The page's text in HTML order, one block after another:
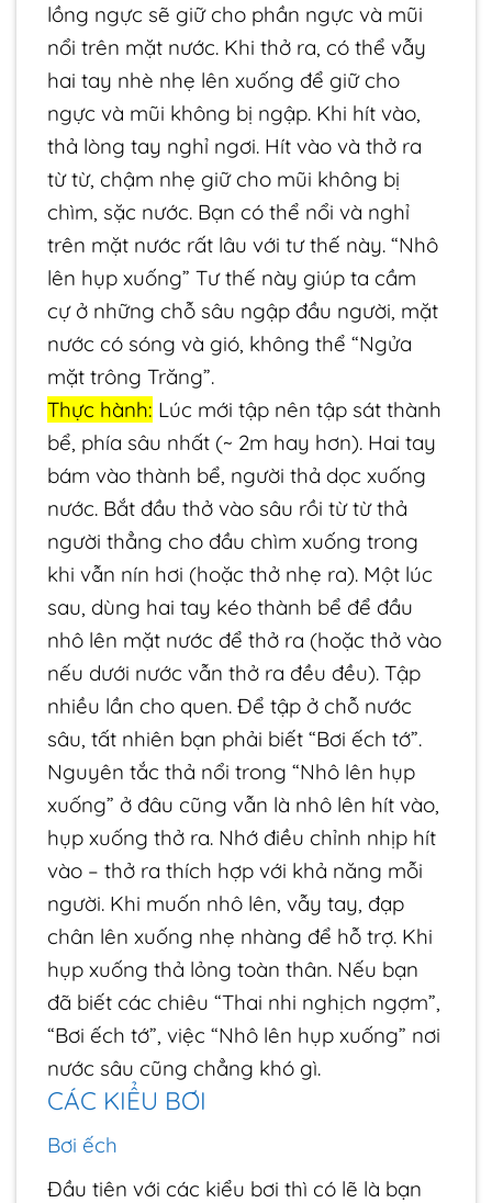
lồng ngực sẽ giữ cho phần ngực và mũi
nổi trên mặt nước. Khi thở ra, có thể vẫy
hai tay nhè nhẹ lên xuống để giữ cho
ngực và mũi không bị ngập. Khi hít vào,
thả lòng tay nghỉ ngơi. Hít vào và thở ra
từ từ, chậm nhẹ giữ cho mũi không bị
chìm, sặc nước. Bạn có thể nổi và nghỉ
trên mặt nước rất lâu với tư thế này. “Nhô
lên hụp xuống” Tư thế này giúp ta cầm
cự ở những chỗ sâu ngập đầu người, mặt
nước có sóng và gió, không thể “Ngửa
mặt trông Trăng”.
Thực hành: Lúc mới tập nên tập sát thành
bể, phía sâu nhất (~ 2m hay hơn). Hai tay
bám vào thành bể, người thả dọc xuống
nước. Bắt đầu thở vào sâu rồi từ từ thả
người thẳng cho đầu chìm xuống trong
khi vẫn nín hơi (hoặc thở nhẹ ra). Một lúc
sau, dùng hai tay kéo thành bể để đầu
nhô lên mặt nước để thở ra (hoặc thở vào
nếu dưới nước vẫn thở ra đều đều). Tập
nhiều lần cho quen. Để tập ở chỗ nước
sâu, tất nhiên bạn phải biết “Bơi ếch tớ”.
Nguyên tắc thả nổi trong “Nhô lên hụp
xuống” ở đâu cũng vẫn là nhô lên hít vào,
hụp xuống thở ra. Nhớ điều chỉnh nhịp hít
vào – thở ra thích hợp với khả năng mỗi
người. Khi muốn nhô lên, vẫy tay, đạp
chân lên xuống nhẹ nhàng để hỗ trợ. Khi
hụp xuống thả lỏng toàn thân. Nếu bạn
đã biết các chiêu “Thai nhi nghịch ngợm”,
“Bơi ếch tớ”, việc “Nhô lên hụp xuống” nơi
nước sâu cũng chẳng khó gì.
CÁC KIỂU BƠI
Bơi ếch
Đầu tiên với các kiểu bơi thì có lẽ là bạn